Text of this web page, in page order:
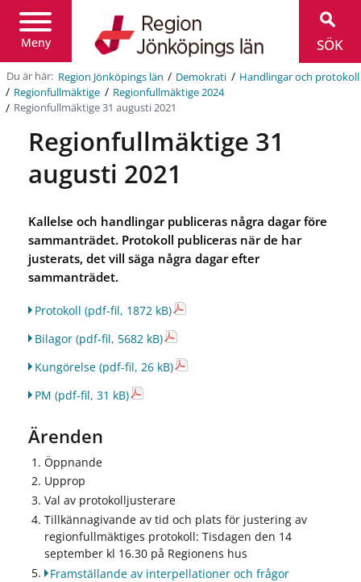
Meny
Jönköpings
län
SÖK
Du är här: Region Jönköpings län / Demokrati / Handlingar och protokoll
/ Regionfullmäktige / Regionfullmäktige 2024
/ Regionfullmäktige 31 augusti 2021
Regionfullmäktige 31
augusti 2021
Kallelse och handlingar publiceras några dagar före
sammanträdet. Protokoll publiceras när de har
justerats, det vill säga några dagar efter
sammanträdet.
Protokoll (pdf-fil, 1872 kB)
Bilagor(pdf-fil, 5682 kB)
Kungörelse(pdf-fil, 26 kB)
PM (pdf-fil, 31 kB)
Ärenden
Öppnande
Upprop
Val av protokolljusterare
Tillkännagivande av tid och plats för justering av
regionfullmäktiges protokoll: Tisdagen den 14
september kl 16.30 på Regionens hus
Framställande av interpellationer och frågor